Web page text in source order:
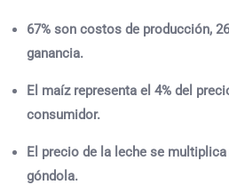
67% son costos de producción,
ganancia.
El maíz representa el 4% del
consumidor.
El precio de la leche se
góndola.